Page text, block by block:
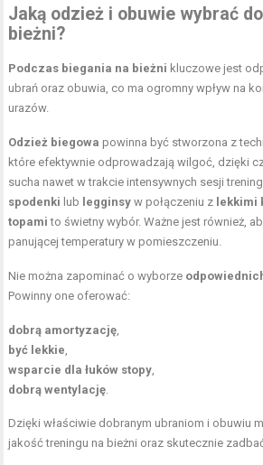
Jaką odzież i obuwie wybrać
bieżni?
Podczas biegania na bieżni kluczowe jest
ubrań oraz obuwia, co ma ogromny wpływ na
urazów.
Odzież biegowa powinna być stworzona z
które efektywnie odprowadzają wilgoć, dzięki
sucha nawet w trakcie intensywnych sesji
spodenki lub legginsy w połączeniu z lekkimi
topami to świetny wybór. Ważne jest również,
panującej temperatury w pomieszczeniu.
Nie można zapominać o wyborze
Powinny one oferować:
dobrą amortyzację
być lekkie
wsparcie dla łuków stopy
dobrą wentylację
Dzięki właściwie dobranym ubraniom i obuwiu
jakość treningu na bieżni oraz skutecznie